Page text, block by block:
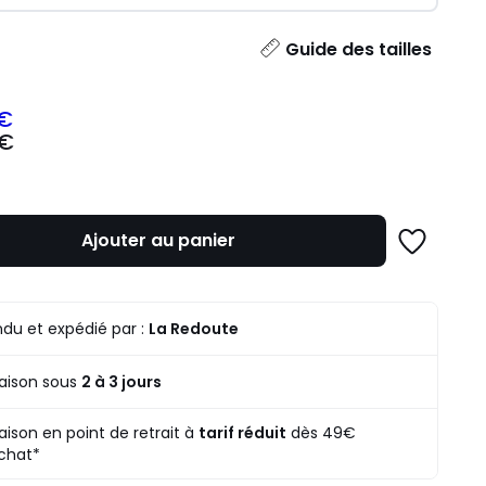
Guide des tailles
Ajouter au panier
Ajouter
et expédié par : La Redoute
sous 2 à 3 jours
en point de retrait à tarif réduit dès 49€